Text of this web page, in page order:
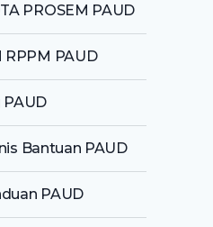
PROSEM PAUD
RPPM PAUD
PAUD
Bantuan PAUD
PAUD